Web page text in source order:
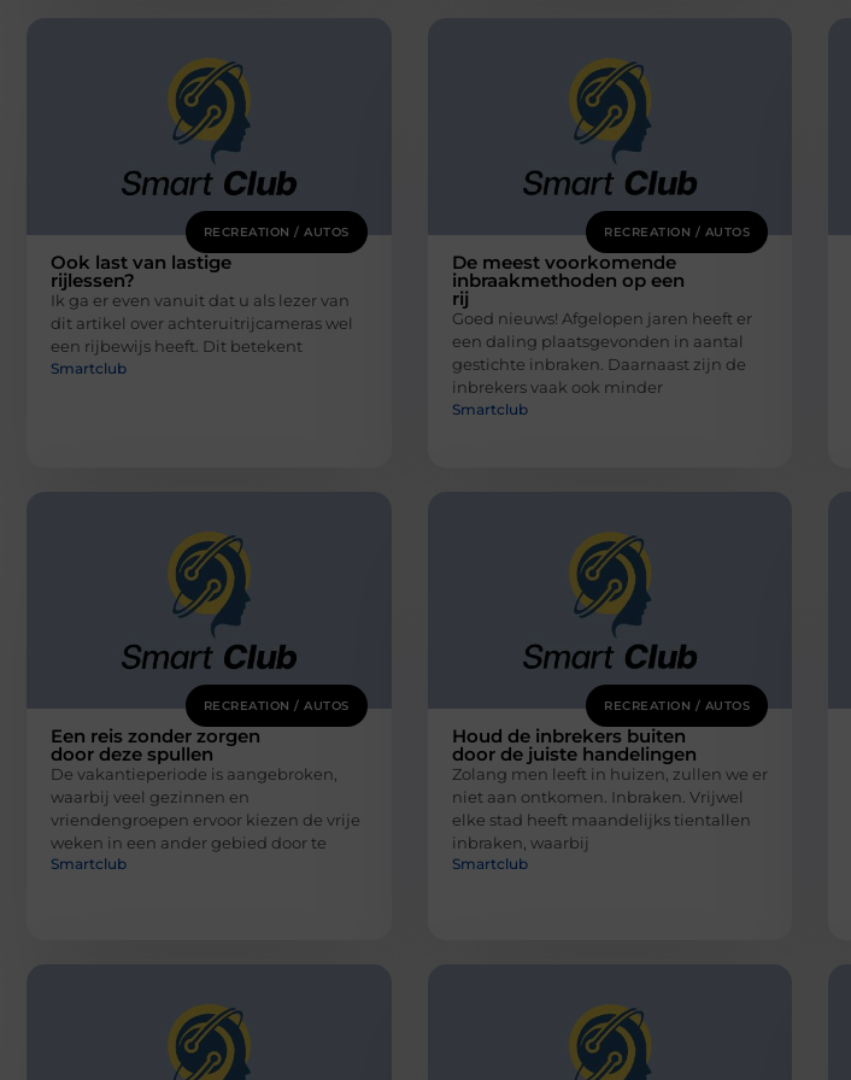
RECREATION / AUTOS
Ook last van lastige
rijlessen?
Ik ga er even vanuit dat u als lezer van
dit artikel over achteruitrijcameras wel
een rijbewijs heeft. Dit betekent
Smartclub
RECREATION / AUTOS
De meest voorkomende
inbraakmethoden op een
rij
Goed nieuws! Afgelopen jaren heeft er
een daling plaatsgevonden in aantal
gestichte inbraken. Daarnaast zijn de
inbrekers vaak ook minder
Smartclub
RECREATION / AUTOS
Een reis zonder zorgen
door deze spullen
De vakantieperiode is aangebroken,
waarbij veel gezinnen en
vriendengroepen ervoor kiezen de vrije
weken in een ander gebied door te
Smartclub
RECREATION / AUTOS
Houd de inbrekers buiten
door de juiste handelingen
Zolang men leeft in huizen, zullen we er
niet aan ontkomen. Inbraken. Vrijwel
elke stad heeft maandelijks tientallen
inbraken, waarbij
Smartclub